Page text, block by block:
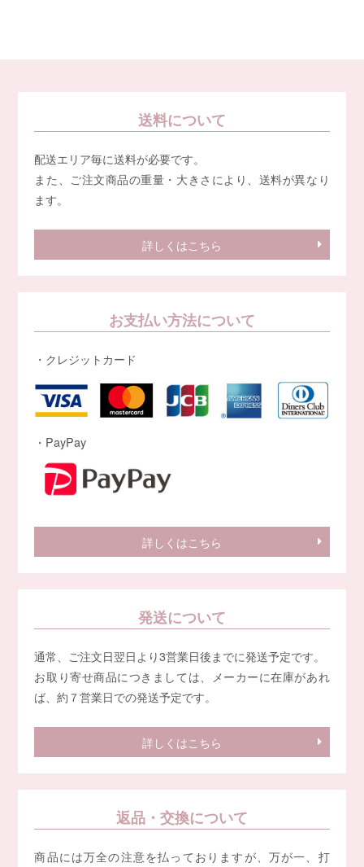
送料について
配送エリア毎に送料が必要です。
また、ご注文商品の重量・大きさにより、送料が異なり
ます。
詳しくはこちら
お支払い方法について
・クレジットカード
・PayPay
詳しくはこちら
発送について
通常、ご注文日翌日より3営業日後までに発送予定です。
お取り寄せ商品につきましては、メーカーに在庫があれ
ば、約７営業日での発送予定です。
詳しくはこちら
返品・交換について
商品には万全の注意を払っておりますが、万が一、打